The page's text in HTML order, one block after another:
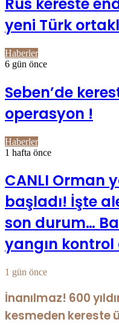
yeni Türk
Haberler
6 gün önce
Seben’de
operasyon !
Haberler
1 hafta önce
CANLI Orman
başladı! İşte
son durum…
yangın kontrol
1 gün önce
İnanılmaz! 600
kesmeden kereste